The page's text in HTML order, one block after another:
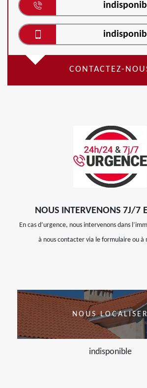
CONTACTEZ-
NOUS INTERVENONS 7J/7
En cas d’urgence, nous intervenons dans
à nous contacter via le formulaire ou à
NOUS
indisponible